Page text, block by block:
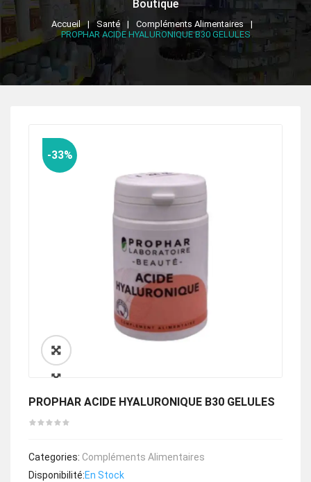
Boutique
Accueil Santé
Compléments Alimentaires
PROPHAR ACIDE HYALURONIQUE B30 GELULES
🔍
-33%
PROPHAR ACIDE HYALURONIQUE B30 GELULES
Categories: Compléments Alimentaires
Disponibilité:En Stock